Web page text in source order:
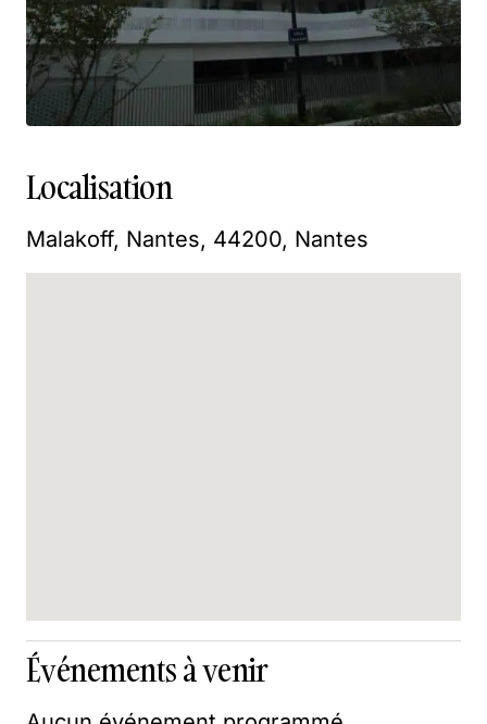
Localisation
Malakoff, Nantes, 44200, Nantes
Événements à venir